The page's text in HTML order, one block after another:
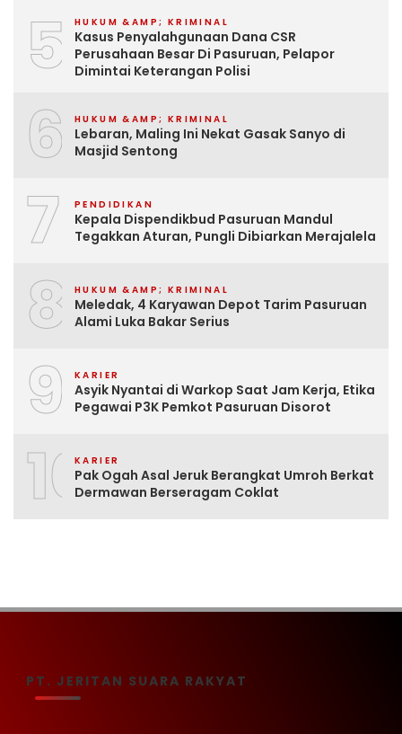
5 HUKUM &AMP; KRIMINAL
Kasus Penyalahgunaan Dana CSR
Perusahaan Besar Di Pasuruan, Pelapor
Dimintai Keterangan Polisi
6 HUKUM &AMP; KRIMINAL
Lebaran, Maling Ini Nekat Gasak Sanyo di
Masjid Sentong
7 PENDIDIKAN
Kepala Dispendikbud Pasuruan Mandul
Tegakkan Aturan, Pungli Dibiarkan Merajalela
8 HUKUM &AMP; KRIMINAL
Meledak, 4 Karyawan Depot Tarim Pasuruan
Alami Luka Bakar Serius
9 KARIER
Asyik Nyantai di Warkop Saat Jam Kerja, Etika
Pegawai P3K Pemkot Pasuruan Disorot
10KARIER
Pak Ogah Asal Jeruk Berangkat Umroh Berkat
Dermawan Berseragam Coklat
PT. JERITAN SUARA RAKYAT